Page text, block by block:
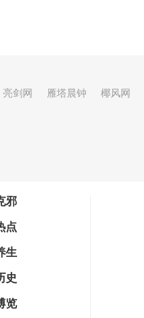
亮剑网 雁塔晨钟 椰风网
邪
点
生
史
览